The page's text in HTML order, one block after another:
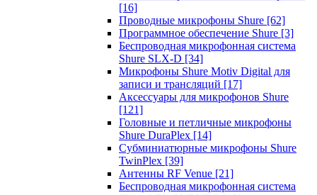
[16]
Проводные микрофоны Shure [62]
Программное обеспечение Shure [3]
Беспроводная микрофонная система
Shure SLX-D [34]
Микрофоны Shure Motiv Digital для
записи и трансляций [17]
Аксессуары для микрофонов Shure
[121]
Головные и петличные микрофоны
Shure DuraPlex [14]
Субминиатюрные микрофоны Shure
TwinPlex [39]
Антенны RF Venue [21]
Беспроводная микрофонная система